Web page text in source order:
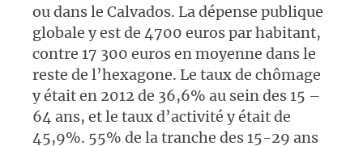
ou dans le Calvados. La dépense publique
globale y est de 4700 euros par habitant,
contre 17 300 euros en moyenne dans le
reste de l’hexagone. Le taux de chômage
y était en 2012 de 36,6% au sein des 15 –
64 ans, et le taux d’activité y était de
45,9%. 55% de la tranche des 15-29 ans